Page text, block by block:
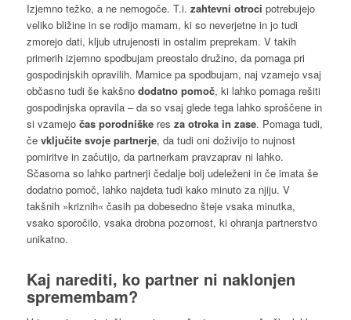
Izjemno težko, a ne nemogoče. T.i. zahtevni otroci potrebujejo
veliko bližine in se rodijo mamam, ki so neverjetne in jo tudi
zmorejo dati, kljub utrujenosti in ostalim preprekam. V takih
primerih izjemno spodbujam preostalo družino, da pomaga pri
gospodinjskih opravilih. Mamice pa spodbujam, naj vzamejo vsaj
občasno tudi še kakšno dodatno pomoč, ki lahko pomaga rešiti
gospodinjska opravila – da so vsaj glede tega lahko sproščene in
si vzamejo čas porodniškeres za otroka in zase. Pomaga tudi,
če vključite svoje partnerje, da tudi oni doživijo to nujnost
pomiritve in začutijo, da partnerkam pravzaprav ni lahko.
Sčasoma so lahko partnerji čedalje bolj udeleženi in če imata še
dodatno pomoč, lahko najdeta tudi kako minuto za njiju. V
takšnih »kriznih« časih pa dobesedno šteje vsaka minutka,
vsako sporočilo, vsaka drobna pozornost, ki ohranja partnerstvo
unikatno.
Kaj narediti, ko partner ni naklonjen
spremembam?